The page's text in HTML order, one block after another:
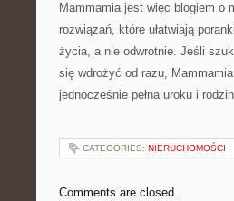
Mammamia jest więc blogiem o
rozwiązań, które ułatwiają
życia, a nie odwrotnie. Jeśli
się wdrożyć od razu,
jednocześnie pełna uroku i
CATEGORIES: NIERUCHOMOŚCI
Comments are closed.